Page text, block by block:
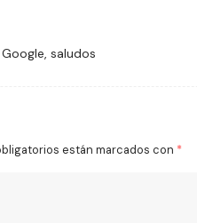
saludos
están marcados con *